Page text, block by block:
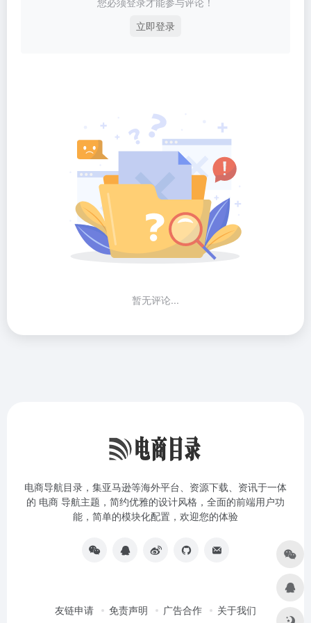
立即登录
暂无评论...
电商导航目录，集亚马逊等海外平台、资源下载、资讯于一体
的 电商 导航主题，简约优雅的设计风格，全面的前端用户功
能，简单的模块化配置，欢迎您的体验
友链申请 免责声明 广告合作 关于我们